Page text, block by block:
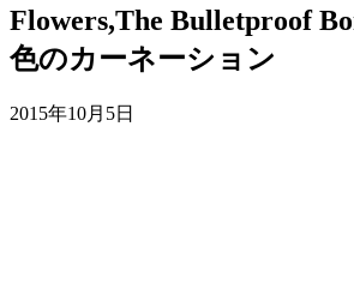
Flowers,The Bulletproof
色のカーネーション
2015年10月5日